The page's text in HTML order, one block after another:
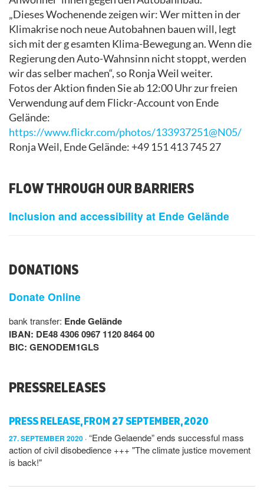
„Dieses Wochenende zeigen wir: Wer mitten in der
Klimakrise noch neue Autobahnen bauen will, legt
sich mit der gesamten Klima-Bewegung an. Wenn die
Regierung den Auto-Wahnsinn nicht stoppt, werden
wir das selber machen“, so Ronja Weil weiter.
Fotos der Aktion finden Sie ab 12:00 Uhr zur freien
Verwendung auf dem Flickr-Account von Ende
Gelände:
https://www.flickr.com/photos/133937251@N05/
Ronja Weil, Ende Gelände: +49 151 413 745 27
FLOW THROUGH OUR BARRIERS
Inclusion and accessibility at Ende Gelände
DONATIONS
Donate Online
bank transfer: Ende Gelände
IBAN: DE48 4306 0967 1120 8464 00
BIC: GENODEM1GLS
PRESSRELEASES
PRESS RELEASE, FROM 27 SEPTEMBER, 2020
27. SEPTEMBER 2020 “Ende Gelaende” ends successful mass
action of civil disobedience +++ "The climate justice movement
is back!"